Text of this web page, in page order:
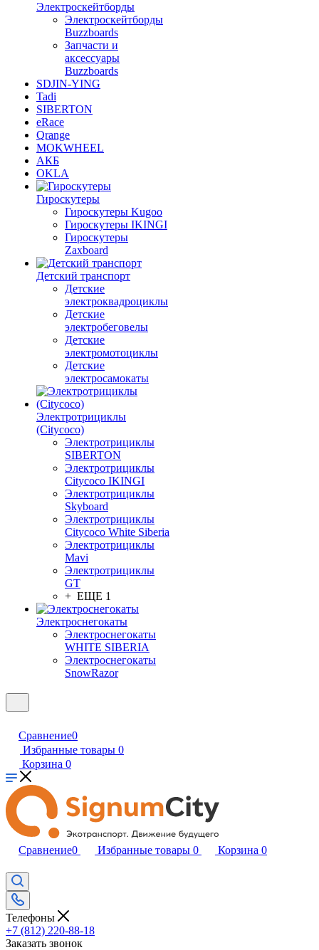
Электроскейтборды
Электроскейтборды
Buzzboards
Запчасти и
аксессуары
Buzzboards
SDJIN-YING
Tadi
SIBERTON
eRace
Qrange
MOKWHEEL
АКБ
OKLA
Гироскутеры
Гироскутеры Kugoo
Гироскутеры IKINGI
Гироскутеры
Zaxboard
Детский транспорт
Детские
электроквадроциклы
Детские
электробеговелы
Детские
электромотоциклы
Детские
электросамокаты
Электротрициклы
(Citycoco)
Электротрициклы
SIBERTON
Электротрициклы
Citycoco IKINGI
Электротрициклы
Skyboard
Электротрициклы
Citycoco White Siberia
Электротрициклы
Mavi
Электротрициклы
GT
+ ЕЩЕ 1
Электроснегокаты
Электроснегокаты
WHITE SIBERIA
Электроснегокаты
SnowRazor
Сравнение0
Избранные товары 0
Корзина 0
Сравнение0 Избранные товары 0 Корзина 0
Телефоны
+7 (812) 220-88-18
Заказать звонок